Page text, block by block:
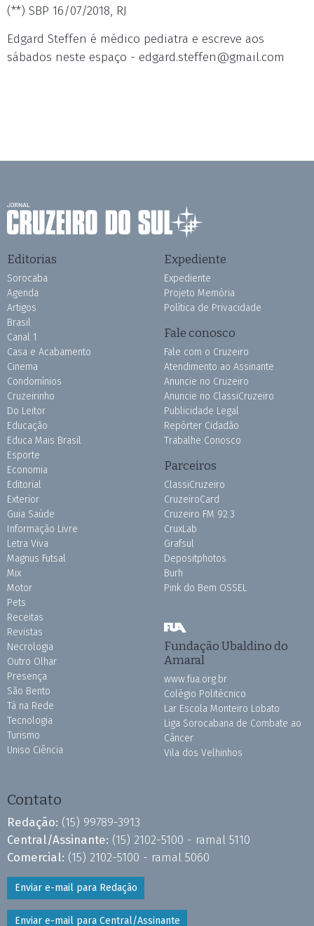
(**) SBP 16/07/2018, RJ
Edgard Steffen é médico pediatra e escreve aos
sábados neste espaço - edgard.steffen@gmail.com
Editorias
Sorocaba
Agenda
Artigos
Brasil
Canal 1
Casa e Acabamento
Cinema
Condomínios
Cruzeirinho
Do Leitor
Educação
Educa Mais Brasil
Esporte
Economia
Editorial
Exterior
Guia Saúde
Informação Livre
Letra Viva
Magnus Futsal
Mix
Motor
Pets
Receitas
Revistas
Necrologia
Outro Olhar
Presença
São Bento
Tá na Rede
Tecnologia
Turismo
Uniso Ciência
Expediente
Expediente
Projeto Memória
Política de Privacidade
Fale conosco
Fale com o Cruzeiro
Atendimento ao Assinante
Anuncie no Cruzeiro
Anuncie no ClassiCruzeiro
Publicidade Legal
Repórter Cidadão
Trabalhe Conosco
Parceiros
ClassiCruzeiro
CruzeiroCard
Cruzeiro FM 92.3
CruxLab
Grafsul
Depositphotos
Burh
Pink do Bem OSSEL
Fundação Ubaldino do
Amaral
www.fua.org.br
Colégio Politécnico
Lar Escola Monteiro Lobato
Liga Sorocabana de Combate ao
Câncer
Vila dos Velhinhos
Contato
Redação: (15) 99789-3913
Central/Assinante: (15) 2102-5100 - ramal 5110
Comercial: (15) 2102-5100 - ramal 5060
Enviar e-mail para Redação
Enviar e-mail para Central/Assinante